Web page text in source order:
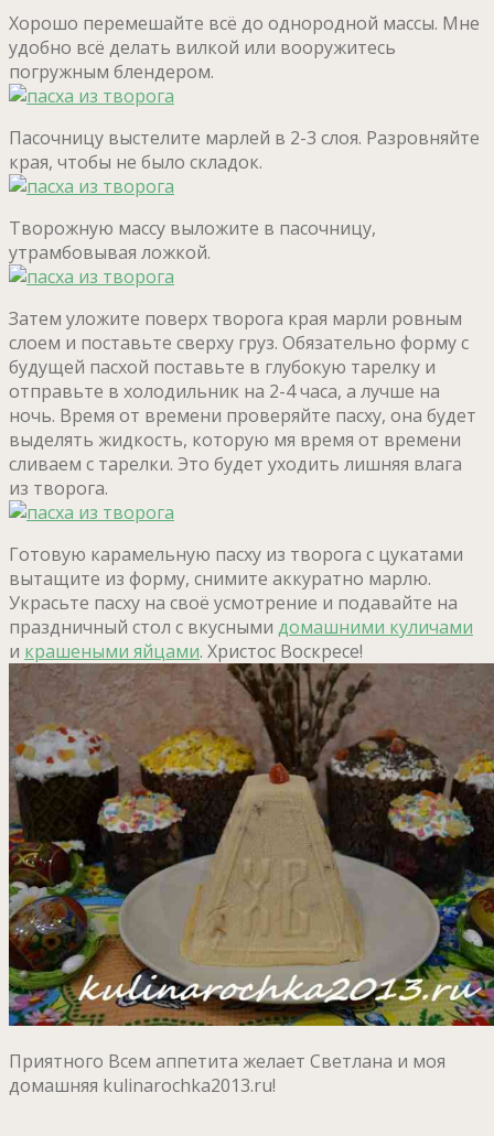
Хорошо перемешайте всё до однородной массы. Мне
удобно всё делать вилкой или вооружитесь
погружным блендером.
Пасочницу выстелите марлей в 2-3 слоя. Разровняйте
края, чтобы не было складок.
Творожную массу выложите в пасочницу,
утрамбовывая ложкой.
Затем уложите поверх творога края марли ровным
слоем и поставьте сверху груз. Обязательно форму с
будущей пасхой поставьте в глубокую тарелку и
отправьте в холодильник на 2-4 часа, а лучше на
ночь. Время от времени проверяйте пасху, она будет
выделять жидкость, которую мя время от времени
сливаем с тарелки. Это будет уходить лишняя влага
из творога.
Готовую карамельную пасху из творога с цукатами
вытащите из форму, снимите аккуратно марлю.
Украсьте пасху на своё усмотрение и подавайте на
праздничный стол с вкусными домашними куличами
и крашеными яйцами. Христос Воскресе!
Приятного Всем аппетита желает Светлана и моя
домашняя kulinarochka2013.ru!